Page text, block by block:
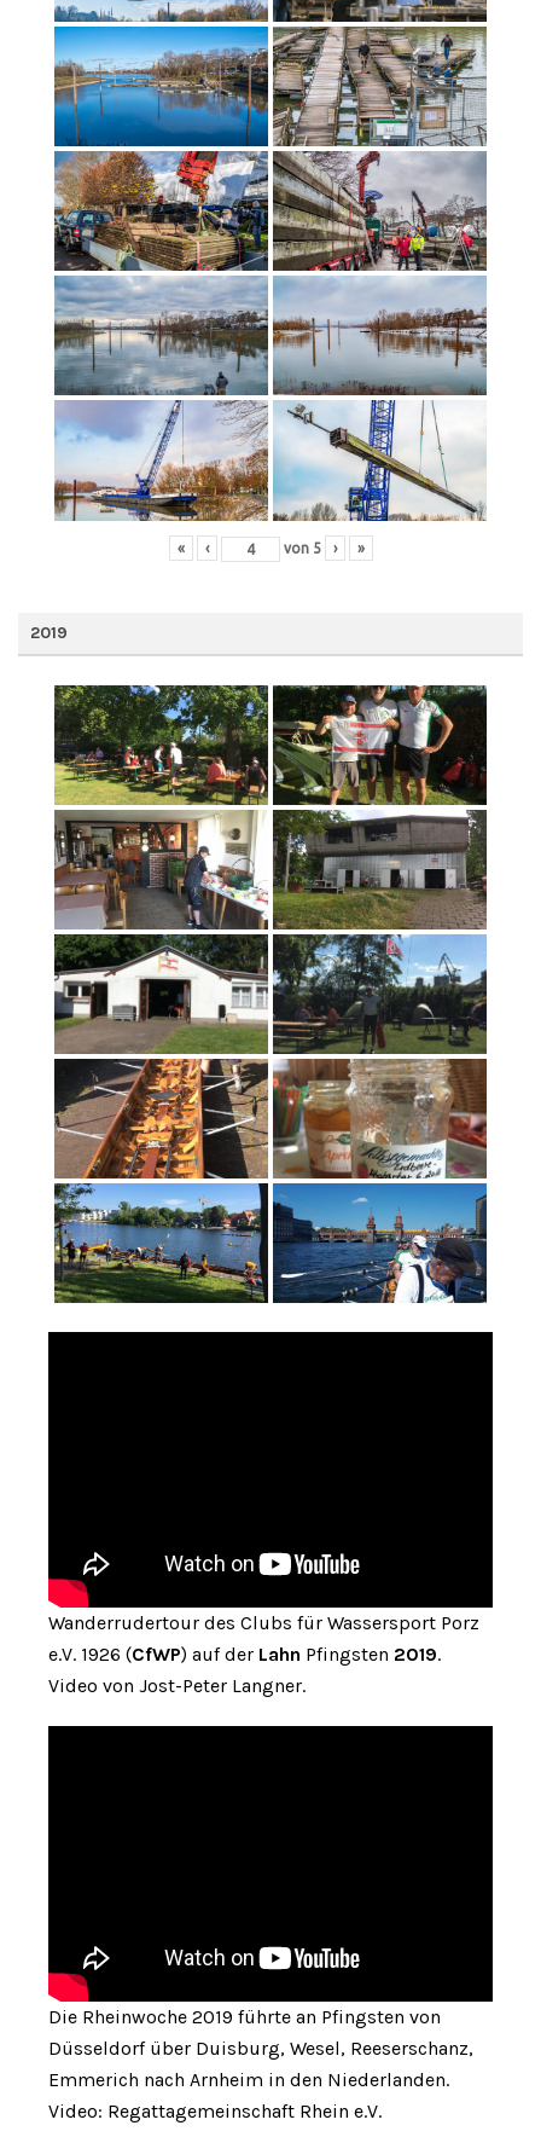
« ‹ von 5 › »
2019
Wanderrudertour des Clubs für Wassersport Porz
e.V. 1926 (CfWP) auf der Lahn Pfingsten 2019.
Video von Jost-Peter Langner.
Die Rheinwoche 2019 führte an Pfingsten von
Düsseldorf über Duisburg, Wesel, Reeserschanz,
Emmerich nach Arnheim in den Niederlanden.
Video: Regattagemeinschaft Rhein e.V.